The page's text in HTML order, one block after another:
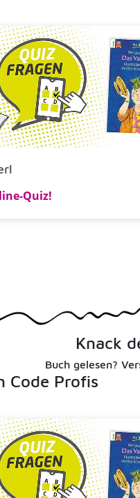
Quiz!
Knack
Buch gelesen?
Code Profis